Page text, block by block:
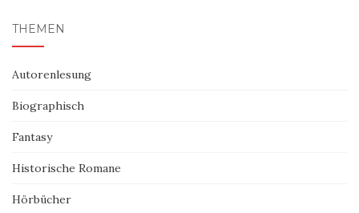
THEMEN
Autorenlesung
Biographisch
Fantasy
Historische Romane
Hörbücher